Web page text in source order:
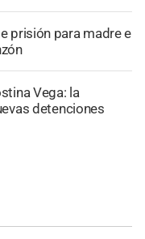
prisión para madre e
Vega: la
detenciones